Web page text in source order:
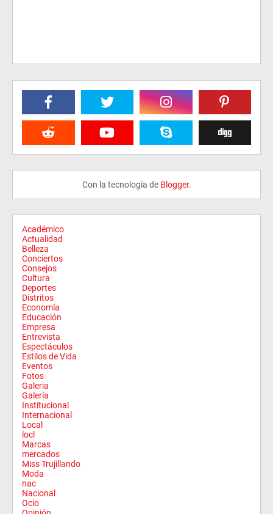
Con la tecnología de Blogger.
Académico
Actualidad
Belleza
Conciertos
Consejos
Cultura
Deportes
Distritos
Economía
Educación
Empresa
Entrevista
Espectáculos
Estilos de Vida
Eventos
Fotos
Galeria
Galería
Institucional
Internacional
Local
locl
Marcas
mercados
Miss Trujillando
Moda
nac
Nacional
Ocio